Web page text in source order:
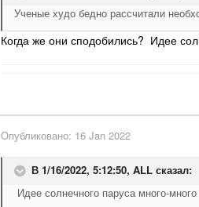
Ученые худо бедно рассчитали
Когда же они сподобились? Идее
Опубликовано: 16 Jan 2022
В 1/16/2022, 5:12:50, ALL сказал:
Идее солнечного паруса много-